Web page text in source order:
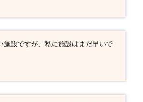
施設ですが、私に施設はまだ早いで